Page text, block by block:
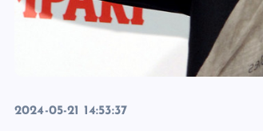
2024-05-21 14:53:37